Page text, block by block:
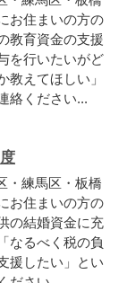
お住まいの方の
教育資金の支援
を行いたいがど
えてほしい」
絡ください...
・練馬区・板橋
お住まいの方の
の結婚資金に充
なるべく税の負
援したい」とい